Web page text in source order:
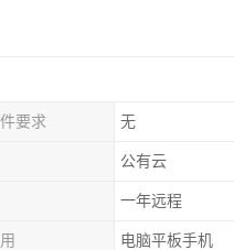
要求 无
公有云
一年远程
电脑平板手机